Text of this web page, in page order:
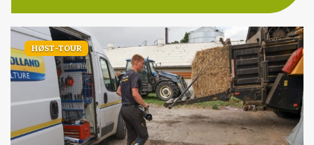
HØST-TOUR